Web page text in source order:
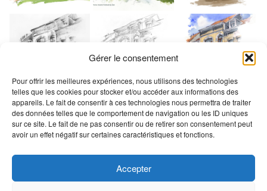
Gérer le consentement
Pour offrir les meilleures expériences, nous utilisons des technologies
telles que les cookies pour stocker et/ou accéder aux informations des
appareils. Le fait de consentir à ces technologies nous permettra de traiter
des données telles que le comportement de navigation ou les ID uniques
sur ce site. Le fait de ne pas consentir ou de retirer son consentement peut
avoir un effet négatif sur certaines caractéristiques et fonctions.
Accepter